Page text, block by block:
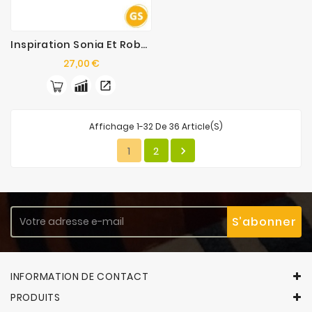
Inspiration Sonia Et Robert Delaunay : Les Puzzles De L’Atelier
27,00 €Prix
Affichage 1-32 De 36 Article(s)
1 2 
INFORMATION DE CONTACT
PRODUITS